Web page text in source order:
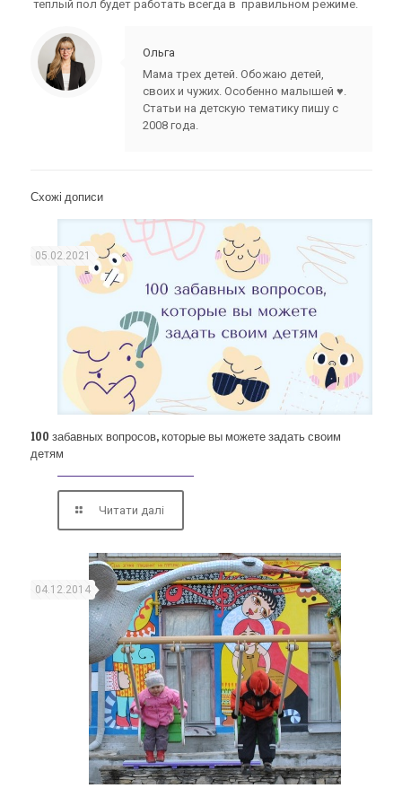
теплый пол будет работать всегда в правильном режиме.
Ольга
Мама трех детей. Обожаю детей,
своих и чужих. Особенно малышей ♥.
Статьи на детскую тематику пишу с
2008 года.
Схожі дописи
05.02.2021
100 забавных вопросов, которые вы можете задать своим
детям
Читати далі
04.12.2014